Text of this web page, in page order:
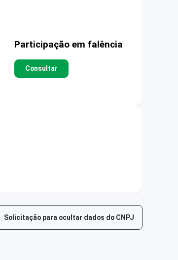
Participação em falência
Consultar
Solicitação para ocultar dados do CNPJ